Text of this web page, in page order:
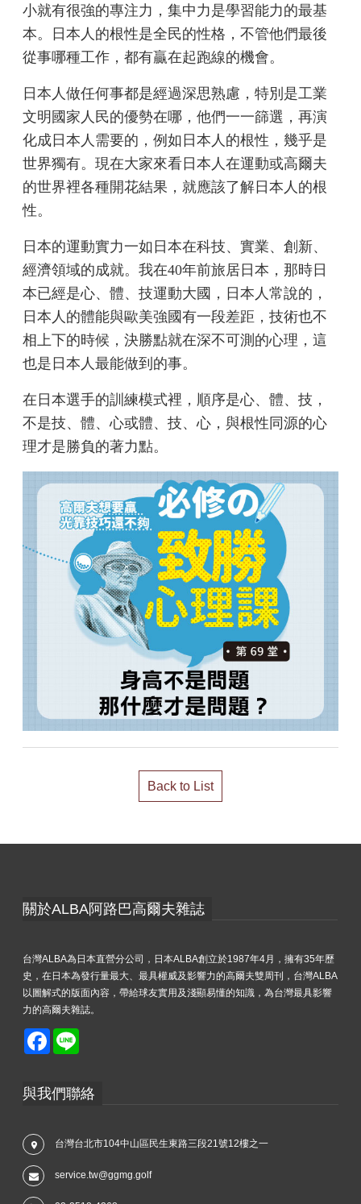
小就有很強的專注力，集中力是學習能力的最基
本。日本人的根性是全民的性格，不管他們最後
從事哪種工作，都有贏在起跑線的機會。
日本人做任何事都是經過深思熟慮，特別是工業
文明國家人民的優勢在哪，他們一一篩選，再演
化成日本人需要的，例如日本人的根性，幾乎是
世界獨有。現在大家來看日本人在運動或高爾夫
的世界裡各種開花結果，就應該了解日本人的根
性。
日本的運動實力一如日本在科技、實業、創新、
經濟領域的成就。我在40年前旅居日本，那時日
本已經是心、體、技運動大國，日本人常說的，
日本人的體能與歐美強國有一段差距，技術也不
相上下的時候，決勝點就在深不可測的心理，這
也是日本人最能做到的事。
在日本選手的訓練模式裡，順序是心、體、技，
不是技、體、心或體、技、心，與根性同源的心
理才是勝負的著力點。
Back to List
關於ALBA阿路巴高爾夫雜誌
台灣ALBA為日本直營分公司，日本ALBA創立於1987年4月，擁有35年歷
史，在日本為發行量最大、最具權威及影響力的高爾夫雙周刊，台灣ALBA
以圖解式的版面內容，帶給球友實用及淺顯易懂的知識，為台灣最具影響
力的高爾夫雜誌。
Facebook
與我們聯絡
台灣台北市104中山區民生東路三段21號12樓之一
service.tw@ggmg.golf